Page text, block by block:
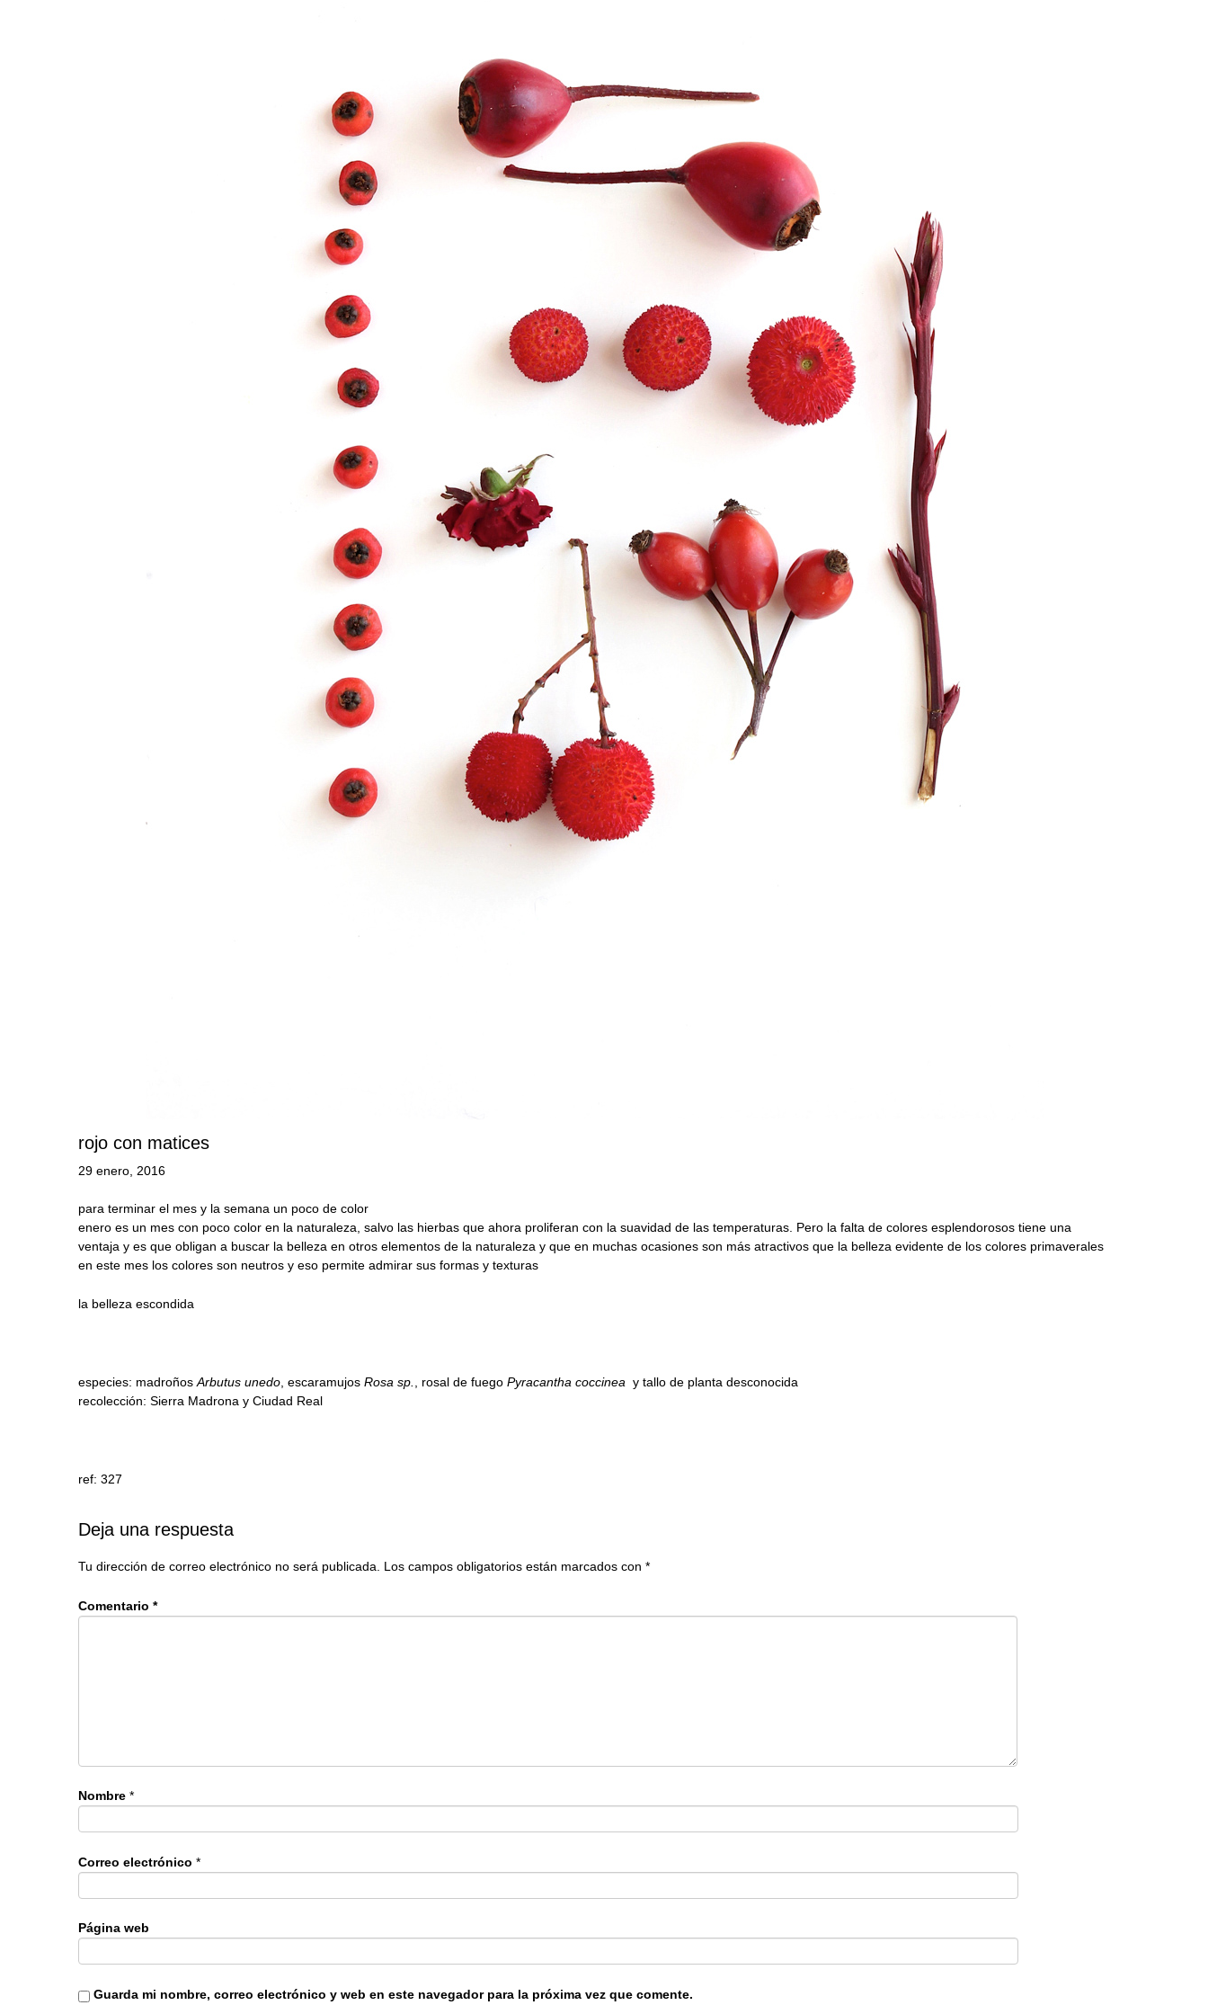
rojo con matices
29 enero, 2016
para terminar el mes y la semana un poco de color
enero es un mes con poco color en la naturaleza, salvo las hierbas que ahora proliferan con la suavidad de las temperaturas. Pero la falta de colores esplendorosos tiene una
ventaja y es que obligan a buscar la belleza en otros elementos de la naturaleza y que en muchas ocasiones son más atractivos que la belleza evidente de los colores primaverales
en este mes los colores son neutros y eso permite admirar sus formas y texturas
la belleza escondida
especies: madroños Arbutus unedo , escaramujos Rosa sp. , rosal de fuego Pyracantha coccinea y tallo de planta desconocida
recolección: Sierra Madrona y Ciudad Real
ref: 327
Deja una respuesta
Tu dirección de correo electrónico no será publicada. Los campos obligatorios están marcados con *
Comentario *
Nombre *
Correo electrónico *
Página web
Guarda mi nombre, correo electrónico y web en este navegador para la próxima vez que comente.